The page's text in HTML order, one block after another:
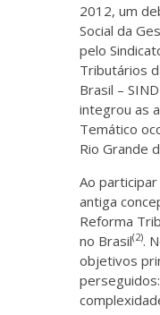
2012, um
Social da
pelo
Tributários
Brasil –
integrou as
Temático
Rio Grande
Ao
antiga
Reforma
no Brasil(2).
objetivos